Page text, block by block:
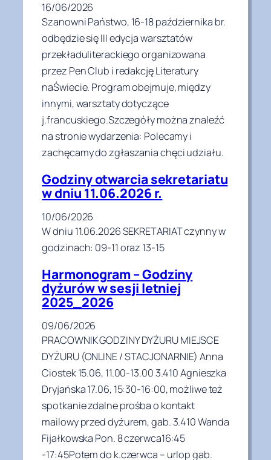
16/06/2026
Szanowni Państwo, 16-18 października br.
odbędzie się III edycja warsztatów
przekładuliterackiego organizowana
przez Pen Club i redakcję Literatury
naŚwiecie. Program obejmuje, między
innymi, warsztaty dotyczące
j.francuskiego.Szczegóły można znaleźć
na stronie wydarzenia: Polecamy i
zachęcamy do zgłaszania chęci udziału.
Godziny otwarcia sekretariatu
w dniu 11.06.2026 r.
10/06/2026
W dniu 11.06.2026 SEKRETARIAT czynny w
godzinach: 09-11 oraz 13-15
Harmonogram – Godziny
dyżurów w sesji letniej
2025_2026
09/06/2026
PRACOWNIK GODZINY DYŻURU MIEJSCE
DYŻURU (ONLINE / STACJONARNIE) Anna
Ciostek 15.06, 11.00-13.00 3.410 Agnieszka
Dryjańska 17.06, 15:30-16:00, możliwe też
spotkanie zdalne prośba o kontakt
mailowy przed dyżurem, gab. 3.410 Wanda
Fijałkowska Pon. 8 czerwca16:45
-17:45Potem do k.czerwca – urlop gab.